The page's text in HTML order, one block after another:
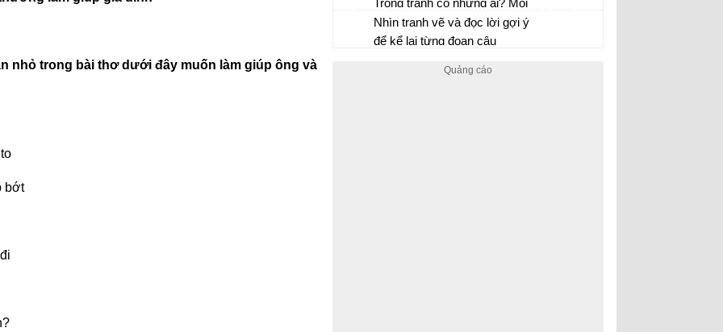
nhỏ trong bài thơ dưới đây muốn làm giúp ông và
bớt
Trong tranh có những ai? Mõi
người trong tranh đang làm
gì?
Nhìn tranh vẽ và đọc lời gợi ý
để kể lại từng đoạn câu